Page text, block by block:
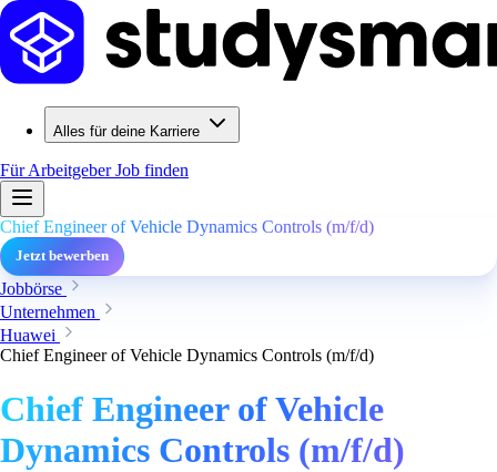
Alles für deine Karriere
Für ArbeitgeberJob finden
Chief Engineer of Vehicle Dynamics Controls (m/f/d)
Jetzt bewerben
Jobbörse
Unternehmen
Huawei
Chief Engineer of Vehicle Dynamics Controls (m/f/d)
Chief Engineer of Vehicle
Dynamics Controls (m/f/d)